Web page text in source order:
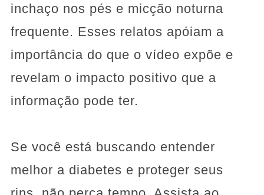
inchaço nos pés e micção noturna
frequente. Esses relatos apóiam a
importância do que o vídeo expõe e
revelam o impacto positivo que a
informação pode ter.
Se você está buscando entender
melhor a diabetes e proteger seus